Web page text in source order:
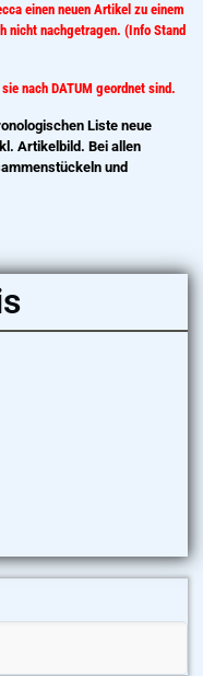
einen neuen Artikel zu einem
nicht nachgetragen. (Info Stand
nach DATUM geordnet sind.
Liste neue
Artikelbild. Bei allen
und